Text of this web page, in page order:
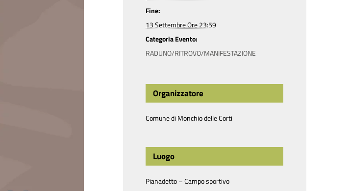
Fine:
13 Settembre Ore 23:59
Categoria Evento:
RADUNO/RITROVO/MANIFESTAZIONE
Organizzatore
Comune di Monchio delle Corti
Luogo
Pianadetto – Campo sportivo